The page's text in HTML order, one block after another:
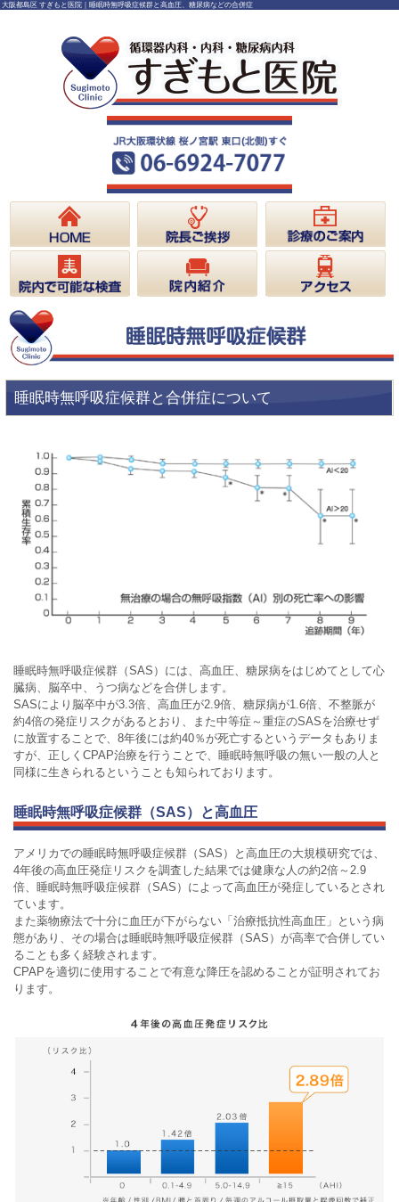
大阪都島区 すぎもと医院｜睡眠時無呼吸症候群と高血圧、糖尿病などの合併症
睡眠時無呼吸症候群と合併症について
睡眠時無呼吸症候群（SAS）には、高血圧、糖尿病をはじめてとして心
臓病、脳卒中、うつ病などを合併します。
SASにより脳卒中が3.3倍、高血圧が2.9倍、糖尿病が1.6倍、不整脈が
約4倍の発症リスクがあるとおり、また中等症～重症のSASを治療せず
に放置することで、8年後には約40％が死亡するというデータもありま
すが、正しくCPAP治療を行うことで、睡眠時無呼吸の無い一般の人と
同様に生きられるということも知られております。
睡眠時無呼吸症候群（SAS）と高血圧
アメリカでの睡眠時無呼吸症候群（SAS）と高血圧の大規模研究では、
4年後の高血圧発症リスクを調査した結果では健康な人の約2倍～2.9
倍、睡眠時無呼吸症候群（SAS）によって高血圧が発症しているとされ
ています。
また薬物療法で十分に血圧が下がらない「治療抵抗性高血圧」という病
態があり、その場合は睡眠時無呼吸症候群（SAS）が高率で合併してい
ることも多く経験されます。
CPAPを適切に使用することで有意な降圧を認めることが証明されてお
ります。